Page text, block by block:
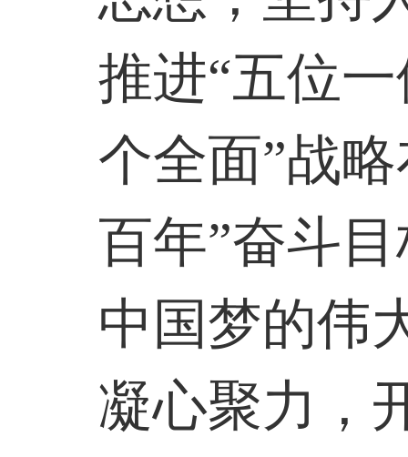
推进“五位
个全面”战
百年”奋斗
中国梦的伟
凝心聚力，